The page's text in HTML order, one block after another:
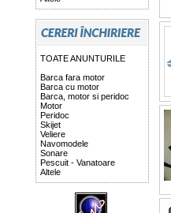
TOATE ANUNTURILE
Barca fara motor
Barca cu motor
Barca, motor si peridoc
Motor
Peridoc
Skijet
Veliere
Navomodele
Sonare
Pescuit - Vanatoare
Altele